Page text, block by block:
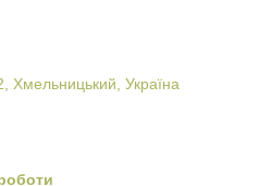
Хмельницький, Україна